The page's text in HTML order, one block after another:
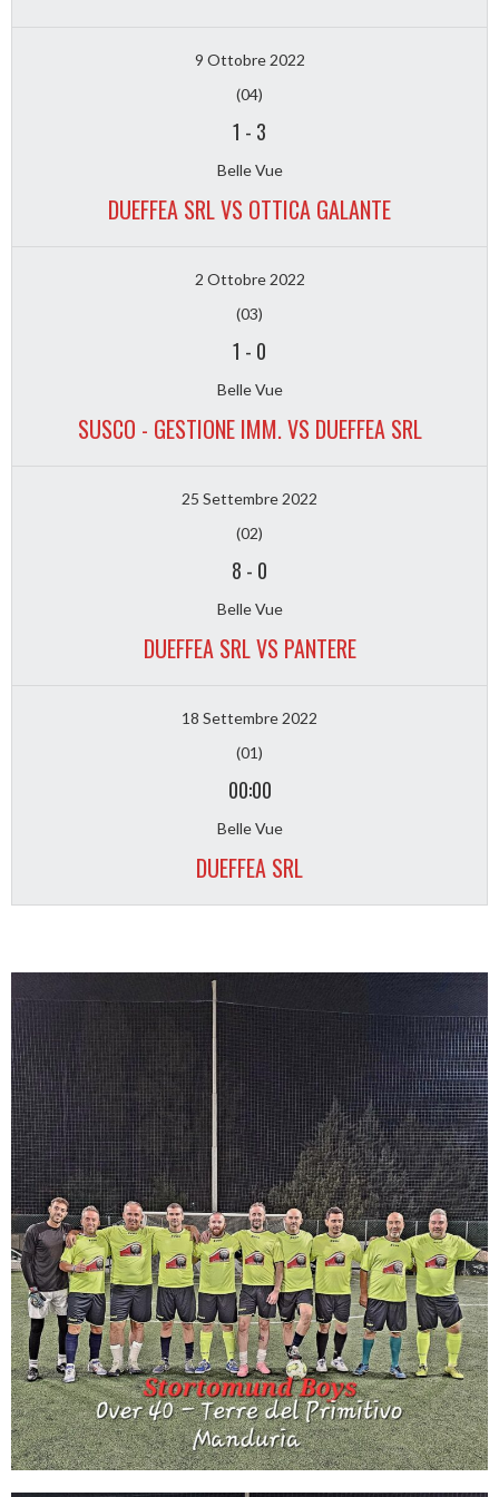
9 Ottobre 2022
(04)
1 - 3
Belle Vue
DUEFFEA SRL VS OTTICA GALANTE
2 Ottobre 2022
(03)
1 - 0
Belle Vue
SUSCO - GESTIONE IMM. VS DUEFFEA SRL
25 Settembre 2022
(02)
8 - 0
Belle Vue
DUEFFEA SRL VS PANTERE
18 Settembre 2022
(01)
00:00
Belle Vue
DUEFFEA SRL